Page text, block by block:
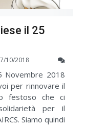
il 25
10/2018
Novembre 2018
per rinnovare il
festoso che ci
per il
Siamo quindi